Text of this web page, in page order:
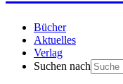
Bücher
Aktuelles
Verlag
Suchen nach